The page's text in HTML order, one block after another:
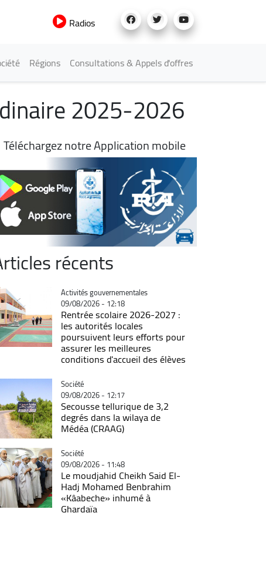
Radios
Régions Consultations & Appels d'offres
2025-2026
Téléchargez notre Application mobile
récents
Catégorie
Activités gouvernementales
09/08/2026 - 12:18
Rentrée scolaire 2026-2027 :
les autorités locales
poursuivent leurs efforts pour
assurer les meilleures
conditions d'accueil des élèves
Catégorie
Société
09/08/2026 - 12:17
Secousse tellurique de 3,2
degrés dans la wilaya de
Médéa (CRAAG)
Catégorie
Société
09/08/2026 - 11:48
Le moudjahid Cheikh Said El-
Hadj Mohamed Benbrahim
«Kâabeche» inhumé à
Ghardaïa